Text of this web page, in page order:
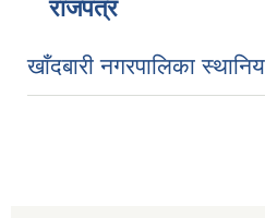
राजपत्र
खाँदबारी नगरपालिका